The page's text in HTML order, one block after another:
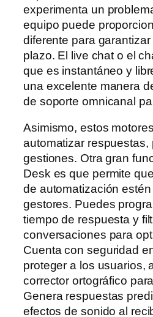
experimenta un
equipo puede
diferente para
plazo. El live chat o el
que es instantáneo y
una excelente manera
de soporte omnicanal
Asimismo, estos
automatizar respuestas,
gestiones. Otra gran
Desk es que permite
de automatización
gestores. Puedes
tiempo de respuesta y
conversaciones para
Cuenta con seguridad
proteger a los usuarios,
corrector ortográfico
Genera respuestas
efectos de sonido al